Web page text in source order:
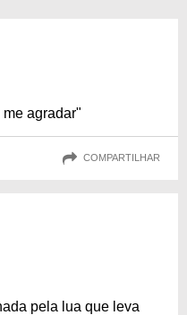
agradar"
COMPARTILHAR
pela lua que leva